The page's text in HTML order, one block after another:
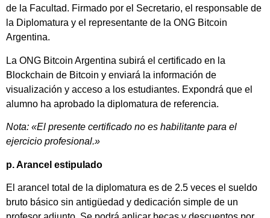
de la Facultad. Firmado por el Secretario, el responsable de
la Diplomatura y el representante de la ONG Bitcoin
Argentina.
La ONG Bitcoin Argentina subirá el certificado en la
Blockchain de Bitcoin y enviará la información de
visualización y acceso a los estudiantes. Expondrá que el
alumno ha aprobado la diplomatura de referencia.
Nota: «El presente certificado no es habilitante para el
ejercicio profesional.»
p. Arancel estipulado
El arancel total de la diplomatura es de 2.5 veces el sueldo
bruto básico sin antigüedad y dedicación simple de un